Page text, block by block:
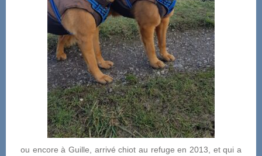
ou encore à Guille, arrivé chiot au refuge en 2013, et qui a